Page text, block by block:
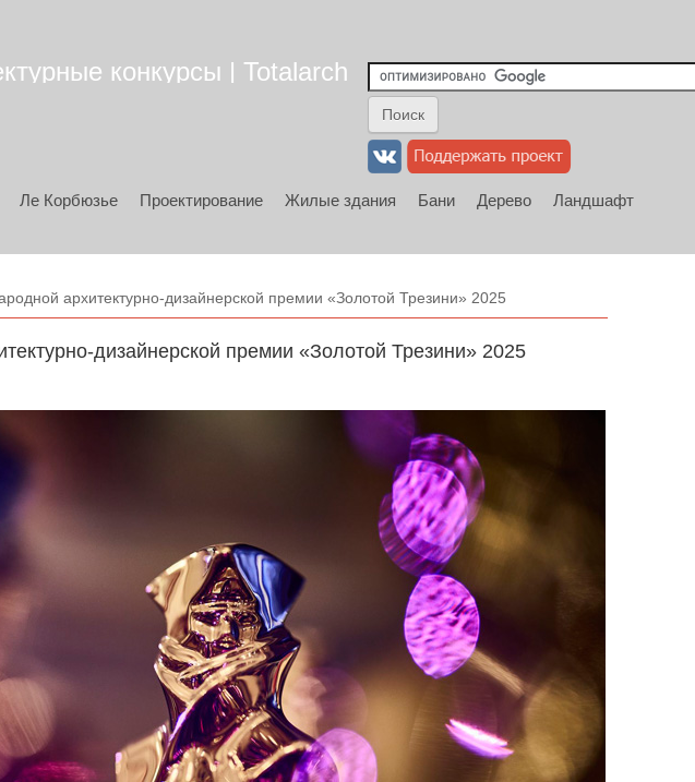
конкурсы | Totalarch
Ле Корбюзье Проектирование Жилые здания Бани Дерево
Ландшафт
архитектурно-дизайнерской премии «Золотой Трезини» 2025
дизайнерской премии «Золотой Трезини» 2025